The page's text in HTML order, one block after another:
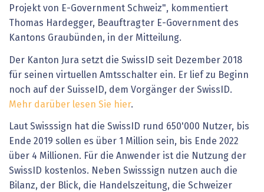
Projekt von E-Government Schweiz", kommentiert
Thomas Hardegger, Beauftragter E-Government des
Kantons Graubünden, in der Mitteilung.
Der Kanton Jura setzt die SwissID seit Dezember 2018
für seinen virtuellen Amtsschalter ein. Er lief zu Beginn
noch auf der SuisseID, dem Vorgänger der SwissID.
Mehr darüber lesen Sie hier.
Laut Swisssign hat die SwissID rund 650'000 Nutzer, bis
Ende 2019 sollen es über 1 Million sein, bis Ende 2022
über 4 Millionen. Für die Anwender ist die Nutzung der
SwissID kostenlos. Neben Swisssign nutzen auch die
Bilanz, der Blick, die Handelszeitung, die Schweizer